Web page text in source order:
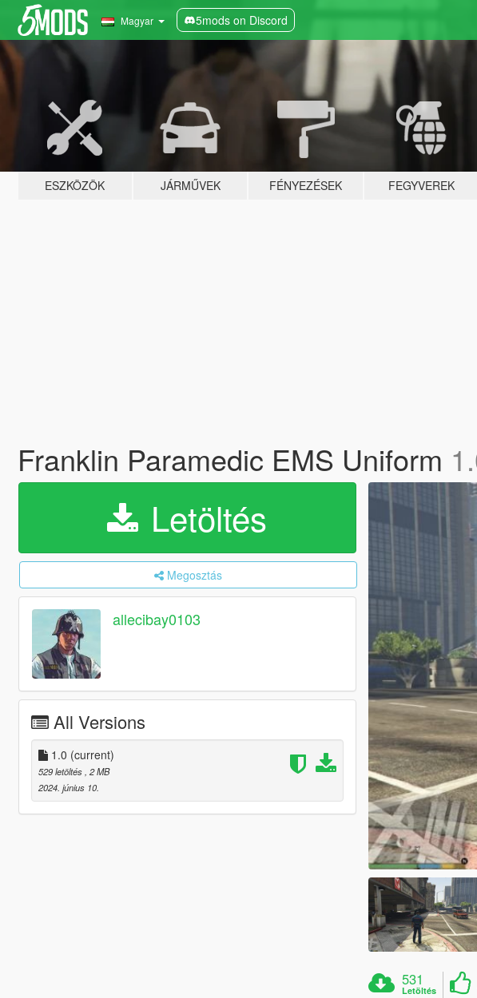
Magyar 5mods on Discord
ESZKÖZÖK JÁRMŰVEK FÉNYEZÉSEK FEGYVEREK
Franklin Paramedic EMS Uniform
Letöltés
Megosztás
allecibay0103
All Versions
1.0 (current)
529 letöltés , 2 MB
2024. június 10.
531
Letöltés